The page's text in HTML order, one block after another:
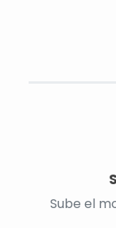
Sube el